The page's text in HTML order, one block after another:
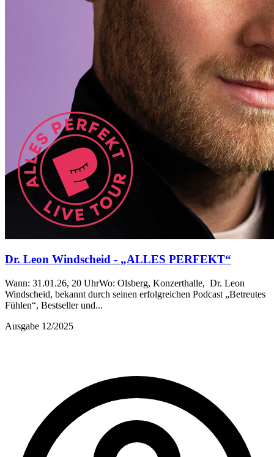
Dr. Leon Windscheid - „ALLES PERFEKT“
Wann: 31.01.26, 20 UhrWo: Olsberg, Konzerthalle, Dr. Leon
Windscheid, bekannt durch seinen erfolgreichen Podcast „Betreutes
Fühlen“, Bestseller und...
Ausgabe 12/2025